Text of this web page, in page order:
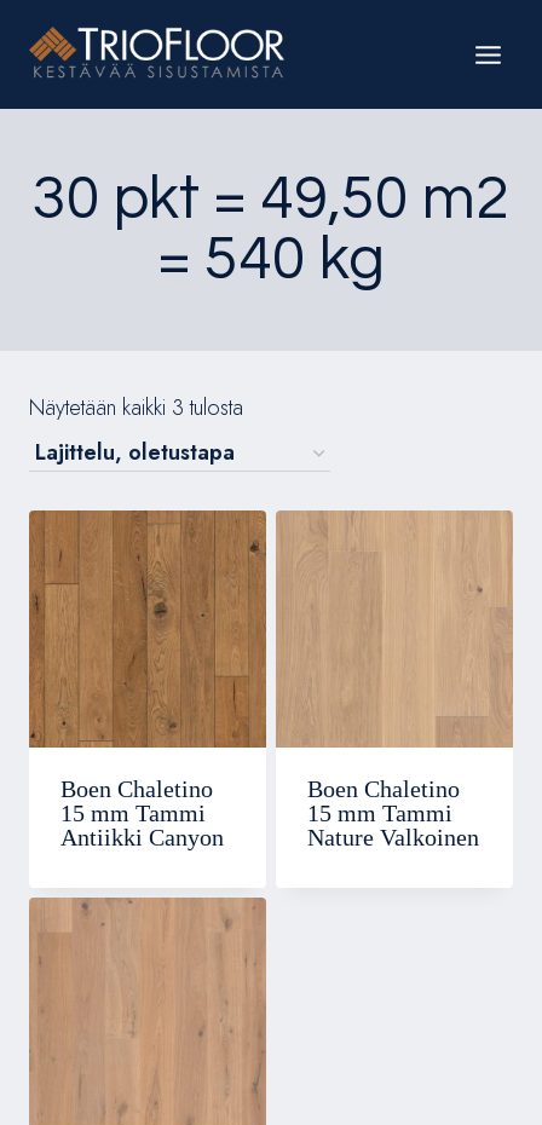
sisältöön
30 pkt = 49,50 m2
= 540 kg
Näytetään kaikki 3 tulosta
Boen Chaletino
15 mm Tammi
Antiikki Canyon
Boen Chaletino
15 mm Tammi
Nature Valkoinen